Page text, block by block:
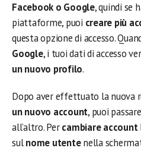
Facebook o Google, quindi se
piattaforme, puoi creare più
questa opzione di accesso.
Google, i tuoi dati di accesso
un nuovo profilo.
Dopo aver effettuato la nuova
un nuovo account, puoi
all’altro. Percambiare account
sulnome utentenella